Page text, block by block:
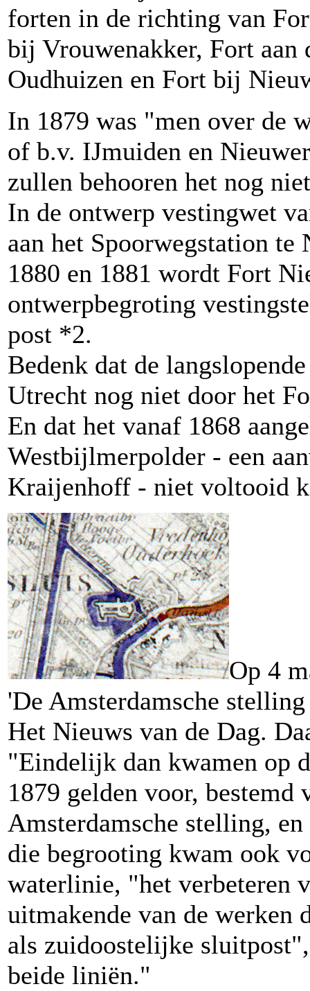
forten in de richting van
bij Vrouwenakker, Fort
Oudhuizen en Fort bij
In 1879 was "men over de
of b.v. IJmuiden en
zullen behooren het nog
In de ontwerp vestingwet
aan het Spoorwegstation
1880 en 1881 wordt Fort
ontwerpbegroting
post *2.
Bedenk dat de
Utrecht nog niet door het
En dat het vanaf 1868
Westbijlmerpolder - een
Kraijenhoff - niet voltooid
Op 4
'De Amsterdamsche
Het Nieuws van de Dag.
"Eindelijk dan kwamen op
1879 gelden voor, bestemd
Amsterdamsche stelling,
die begrooting kwam ook
waterlinie, "het verbeteren
uitmakende van de werken
als zuidoostelijke
beide liniën."